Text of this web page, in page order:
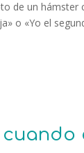
de un
o «Yo el